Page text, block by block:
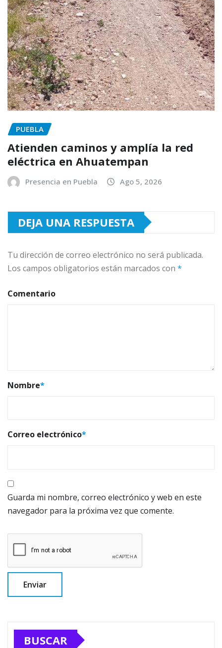
PUEBLA
Atienden caminos y amplía la red
eléctrica en Ahuatempan
Presencia en Puebla Ago 5, 2026
DEJA UNA RESPUESTA
Tu dirección de correo electrónico no será publicada.
Los campos obligatorios están marcados con *
Comentario
Nombre*
Correo electrónico*
Guarda mi nombre, correo electrónico y web en este
navegador para la próxima vez que comente.
BUSCAR